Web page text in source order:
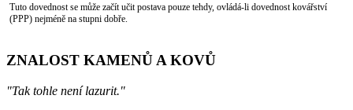
Tuto dovednost se může začít učit postava pouze tehdy, ovládá-li dovednost kovářství
(PPP) nejméně na stupni dobře.
ZNALOST KAMENŮ A KOVŮ
"Tak tohle není lazurit."